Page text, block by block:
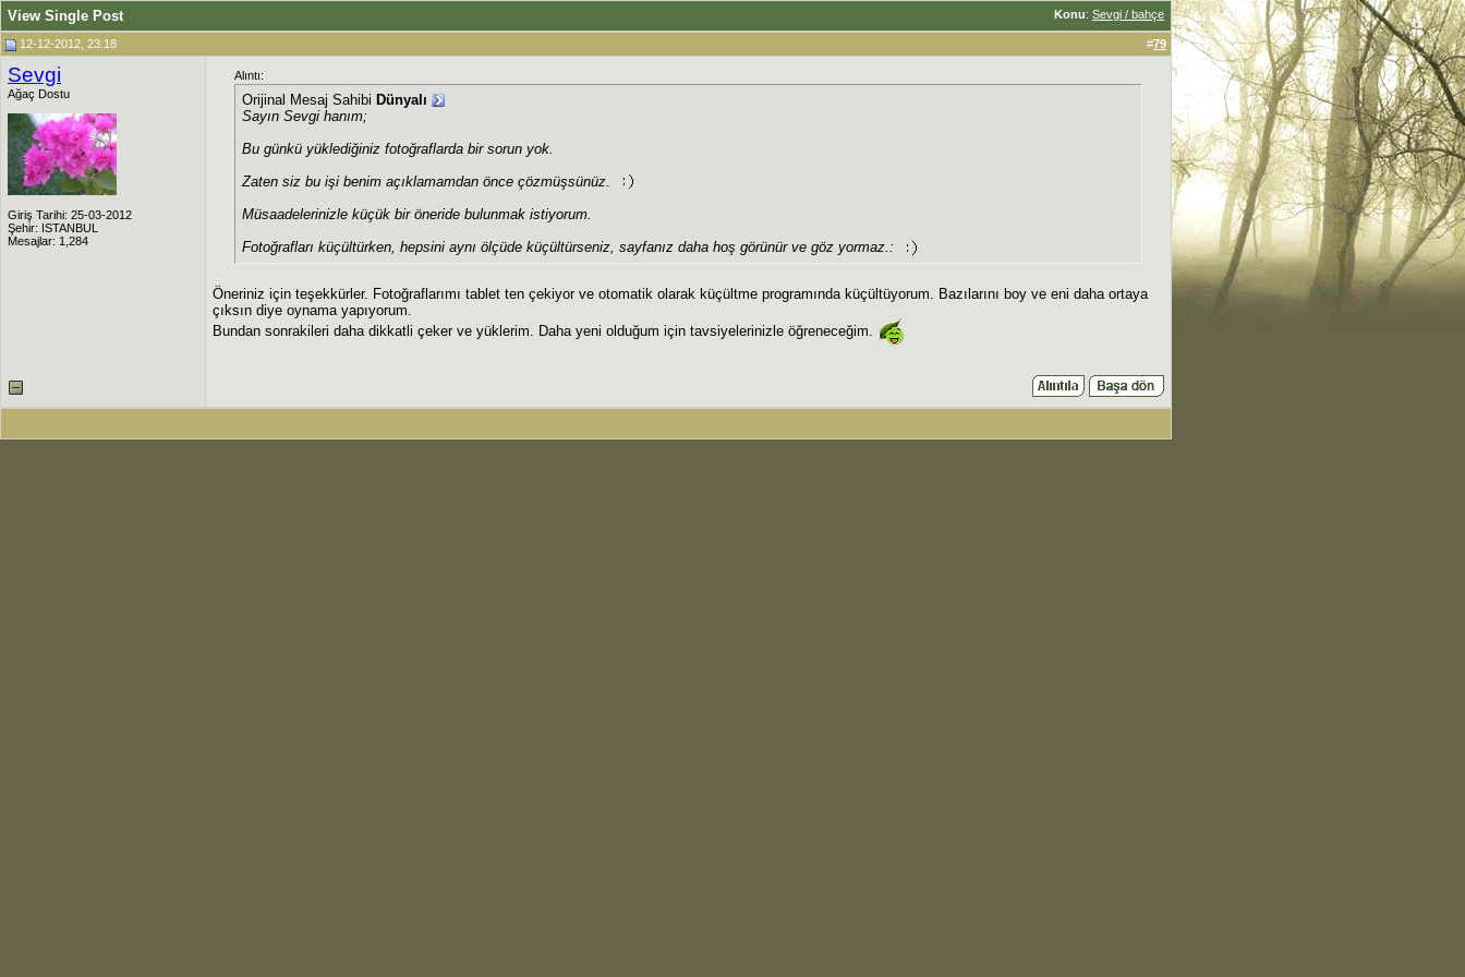
Konu: Sevgi / bahçe
View Single Post
12-12-2012, 23:18 #79
Sevgi
Ağaç Dostu
Giriş Tarihi: 25-03-2012
Şehir: ISTANBUL
Mesajlar: 1,284
Alıntı:
Orijinal Mesaj Sahibi Dünyalı
Sayın Sevgi hanım;
Bu günkü yüklediğiniz fotoğraflarda bir sorun yok.
Zaten siz bu işi benim açıklamamdan önce çözmüşsünüz.
Müsaadelerinizle küçük bir öneride bulunmak istiyorum.
Fotoğrafları küçültürken, hepsini aynı ölçüde küçültürseniz, sayfanız daha hoş görünür ve göz yormaz.:
Öneriniz için teşekkürler. Fotoğraflarımı tablet ten çekiyor ve otomatik olarak küçültme programında küçültüyorum. Bazılarını boy ve eni daha ortaya
çıksın diye oynama yapıyorum.
Bundan sonrakileri daha dikkatli çeker ve yüklerim. Daha yeni olduğum için tavsiyelerinizle öğreneceğim.